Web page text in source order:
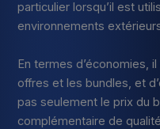
particulier lorsqu’il est
environnements
En termes d’économies,
offres et les bundles, et
pas seulement le prix du
complémentaire de